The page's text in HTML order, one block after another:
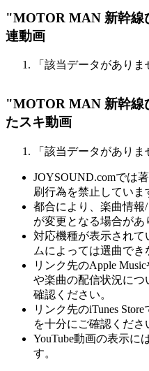
"MOTOR MAN 新幹線
連動画
「該当データがありま
"MOTOR MAN 新幹線
たスキ動画
「該当データがありま
JOYSOUND.comでは
刷行為を禁止していま
都合により、楽曲情報
が変更となる場合があ
対応機種が表示されて
ムによっては選曲でき
リンク先のApple
や楽曲の配信状況に
確認ください。
リンク先のiTunes
を十分にご確認くださ
YouTube動画の表示に
す。